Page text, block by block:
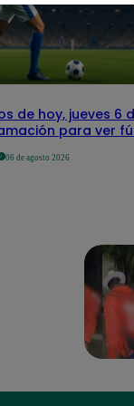
de hoy, jueves 6
para ver
06 de agosto 2026